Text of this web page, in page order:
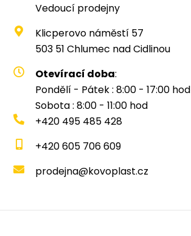
Vedoucí prodejny
Klicperovo náměstí 57
503 51 Chlumec nad Cidlinou
Otevírací doba:
Pondělí - Pátek : 8:00 - 17:00 hod
Sobota : 8:00 - 11:00 hod
+420 495 485 428
+420 605 706 609
prodejna@kovoplast.cz